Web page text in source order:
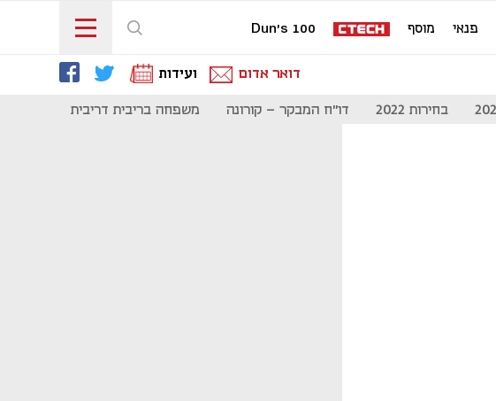
פנאי מוסף Dun's 100
דואר אדום ועידות
בחירות 2022 דו"ח המבקר - קורונה משפחה בריבית דריבית